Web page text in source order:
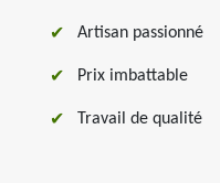
Artisan passionné
Prix imbattable
Travail de qualité